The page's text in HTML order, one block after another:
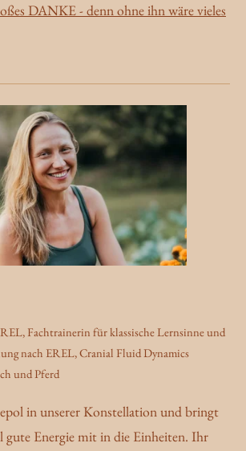
DANKE - denn ohne ihn wäre vieles
Fachtrainerin für klassische Lernsinne und
nach EREL, Cranial Fluid Dynamics
und Pferd
in unserer Konstellation und bringt
gute Energie mit in die Einheiten. Ihr